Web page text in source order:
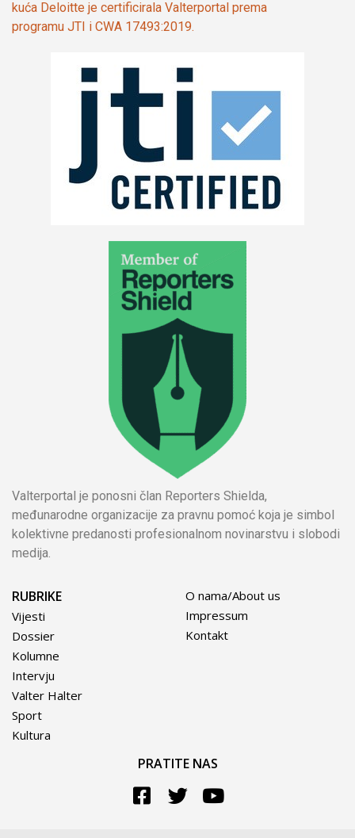
kuća Deloitte je certificirala Valterportal prema
programu JTI i CWA 17493:2019.
Valterportal je ponosni član Reporters Shielda,
međunarodne organizacije za pravnu pomoć koja je simbol
kolektivne predanosti profesionalnom novinarstvu i slobodi
medija.
RUBRIKE
Vijesti
Dossier
Kolumne
Intervju
Valter Halter
Sport
Kultura
O nama/About us
Impressum
Kontakt
PRATITE NAS